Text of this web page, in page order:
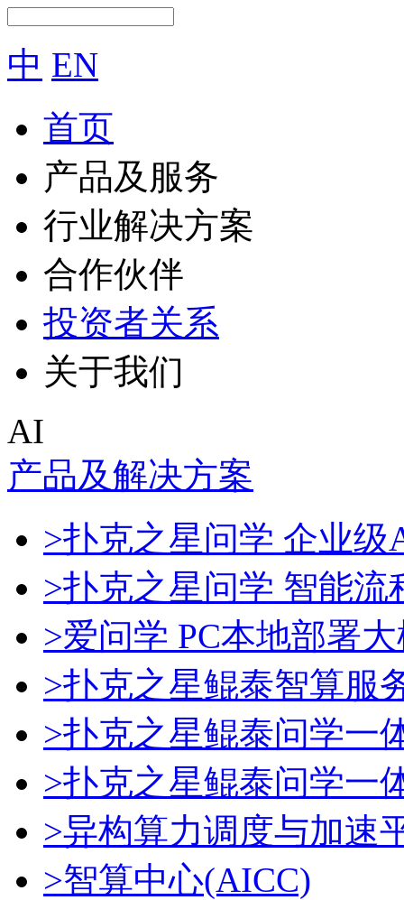
中 EN
首页
产品及服务
行业解决方案
合作伙伴
投资者关系
关于我们
AI
产品及解决方案
>扑克之星问学 企业级
>扑克之星问学 智能流
>爱问学 PC本地部署
>扑克之星鲲泰智算服
>扑克之星鲲泰问学一
>扑克之星鲲泰问学一
>异构算力调度与加速
>智算中心(AICC)